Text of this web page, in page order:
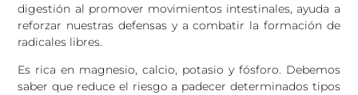
digestión al promover movimientos intestinales, ayuda a
reforzar nuestras defensas y a combatir la formación de
radicales libres.
Es rica en magnesio, calcio, potasio y fósforo. Debemos
saber que reduce el riesgo a padecer determinados tipos